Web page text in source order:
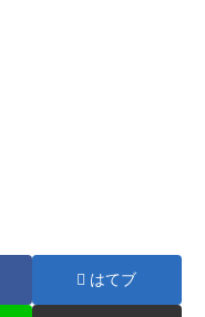
はてブ